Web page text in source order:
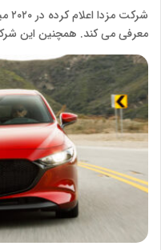
معرفی می کند. همچنین این شرکت